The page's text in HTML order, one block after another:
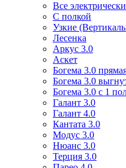
Все
С полкой
Узкие
Лесенка
Аркус 3.0
Аскет
Богема 3.0
Богема 3.0
Богема 3.0 с 1
Галант 3.0
Галант 4.0
Кантата 3.0
Модус 3.0
Нюанс 3.0
Терция 3.0